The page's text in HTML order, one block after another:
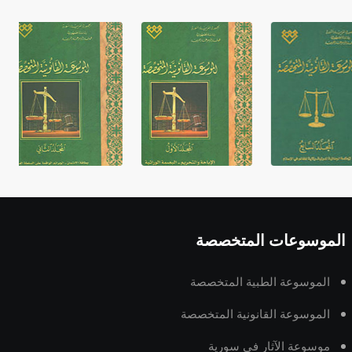
حيث تقتصر القيمة الصوتية للعلامة الك
الموسوعات المتخصصة
الموسوعة الطبية المتخصصة
الموسوعة القانونية المتخصصة
موسوعة الآثار في سورية